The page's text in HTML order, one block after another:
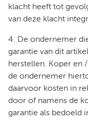
klacht heeft tot
van deze klacht
4. De ondernemer
garantie van dit
herstellen. Koper en
de ondernemer
daarvoor kosten in
door of namens de
garantie als bedoeld